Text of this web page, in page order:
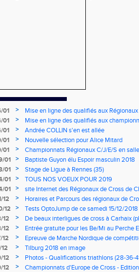
01 >
Mise en ligne des qualifiés aux
01
>
Mise en ligne des qualifiés aux
01
>
Andrée COLLIN s'en est allée
01
>
Nouvelle sélection pour Alice Mitard
01
>
Championnats Régionaux C/J/E/S en
mercredi à 9h00
01 >
Baptiste Guyon élu Espoir masculin 2018
01
>
Stage de Ligue à Rennes (35)
01
>
TOUS NOS VOEUX POUR 2019
01
>
site Internet des Régionaux de Cross de
12
>
Horaires et Parcours des régionaux de
12
>
Tests OptoJump de ce samedi 15/12/2018
12
>
De beaux interligues de cross à Carhaix
12
>
Entrée gratuite pour les Be/Mi au Perche
12
>
Epreuve de Marche Nordique de
de cross du Loir et Cher
12 >
Tilburg 2018 en image
12
>
Photos - Qualifications triathlons (28-36-
12
>
Championnats d'Europe de Cross -